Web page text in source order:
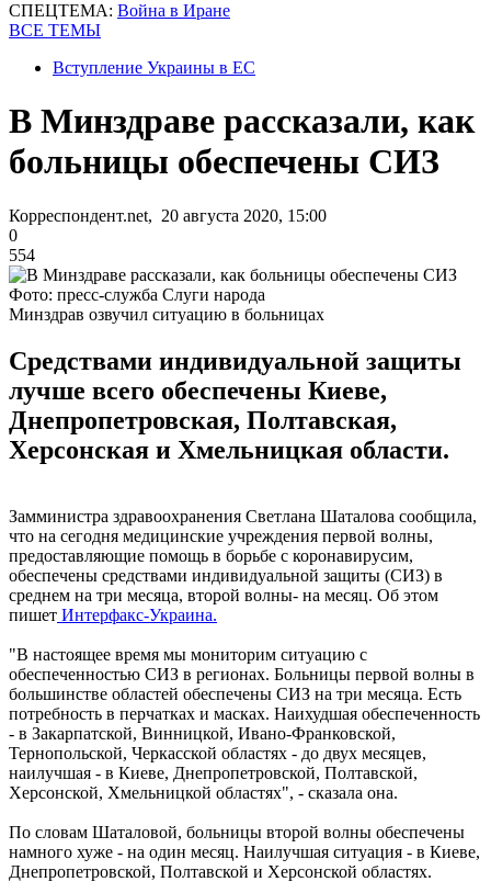
СПЕЦТЕМА: Война в Иране
ВСЕ ТЕМЫ
Вступление Украины в ЕС
В Минздраве рассказали, как
больницы обеспечены СИЗ
Корреспондент.net, 20 августа 2020, 15:00
0
554
Фото: пресс-служба Слуги народа
Минздрав озвучил ситуацию в больницах
Средствами индивидуальной защиты
лучше всего обеспечены Киеве,
Днепропетровская, Полтавская,
Херсонская и Хмельницкая области.
Замминистра здравоохранения Светлана Шаталова сообщила,
что на сегодня медицинские учреждения первой волны,
предоставляющие помощь в борьбе с коронавирусим,
обеспечены средствами индивидуальной защиты (СИЗ) в
среднем на три месяца, второй волны- на месяц. Об этом
пишет Интерфакс-Украина.
"В настоящее время мы мониторим ситуацию с
обеспеченностью СИЗ в регионах. Больницы первой волны в
большинстве областей обеспечены СИЗ на три месяца. Есть
потребность в перчатках и масках. Наихудшая обеспеченность
- в Закарпатской, Винницкой, Ивано-Франковской,
Тернопольской, Черкасской областях - до двух месяцев,
наилучшая - в Киеве, Днепропетровской, Полтавской,
Херсонской, Хмельницкой областях", - сказала она.
По словам Шаталовой, больницы второй волны обеспечены
намного хуже - на один месяц. Наилучшая ситуация - в Киеве,
Днепропетровской, Полтавской и Херсонской областях.